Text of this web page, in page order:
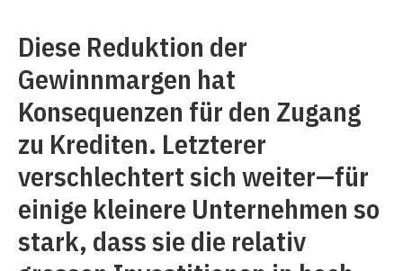
Diese Reduktion der
Gewinnmargen hat
Konsequenzen für den Zugang
zu Krediten. Letzterer
verschlechtert sich weiter—für
einige kleinere Unternehmen so
stark, dass sie die relativ